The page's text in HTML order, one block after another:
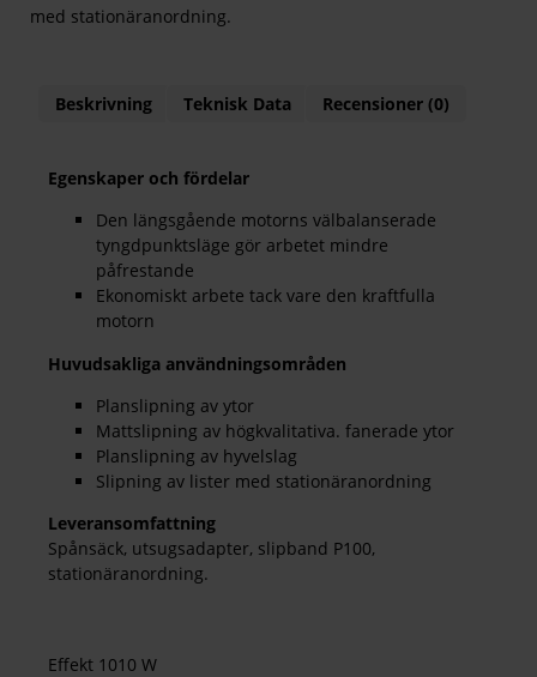
med stationäranordning.
Beskrivning Teknisk Data Recensioner (0)
Egenskaper och fördelar
Den längsgående motorns välbalanserade
tyngdpunktsläge gör arbetet mindre
påfrestande
Ekonomiskt arbete tack vare den kraftfulla
motorn
Huvudsakliga användningsområden
Planslipning av ytor
Mattslipning av högkvalitativa. fanerade ytor
Planslipning av hyvelslag
Slipning av lister med stationäranordning
Leveransomfattning
Spånsäck, utsugsadapter, slipband P100,
stationäranordning.
Effekt 1010 W